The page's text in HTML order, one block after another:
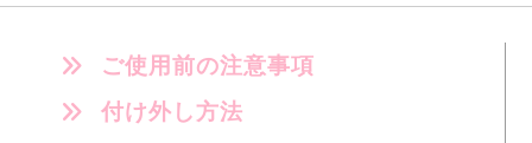
ご使用前の注意事項
付け外し方法